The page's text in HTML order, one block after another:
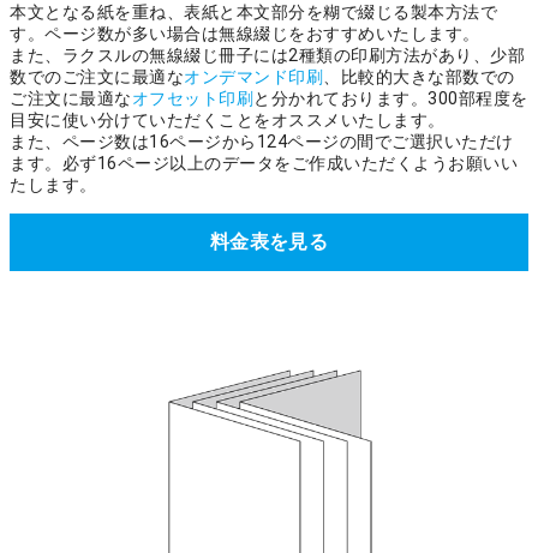
本文となる紙を重ね、表紙と本文部分を糊で綴じる製本方法で
す。ページ数が多い場合は無線綴じをおすすめいたします。
また、ラクスルの無線綴じ冊子には2種類の印刷方法があり、少部
数でのご注文に最適なオンデマンド印刷
、比較的大きな部数での
ご注文に最適なオフセット印刷 と分かれております。300部程度を
目安に使い分けていただくことをオススメいたします。
また、ページ数は16ページから124ページの間でご選択いただけ
ます。必ず16ページ以上のデータをご作成いただくようお願いい
たします。
料金表を見る